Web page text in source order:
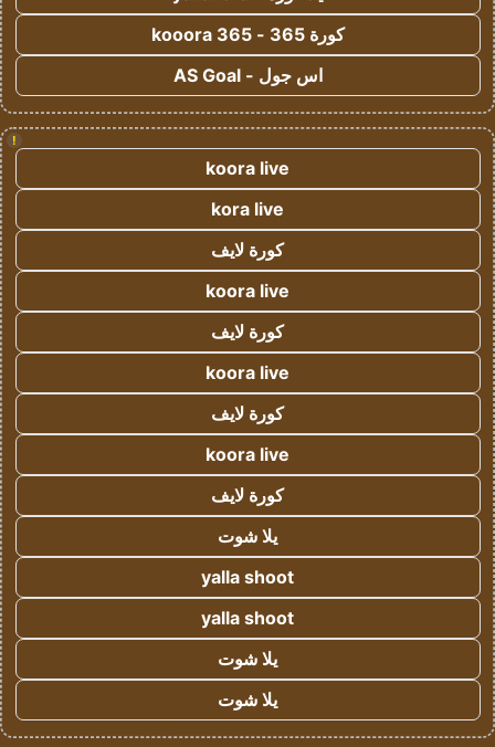
كورة 365 - kooora 365
اس جول - AS Goal
!
koora live
kora live
كورة لايف
koora live
كورة لايف
koora live
كورة لايف
koora live
كورة لايف
يلا شوت
yalla shoot
yalla shoot
يلا شوت
يلا شوت